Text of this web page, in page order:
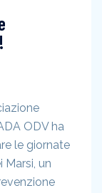
ODV ha
le giornate
Marsi, un